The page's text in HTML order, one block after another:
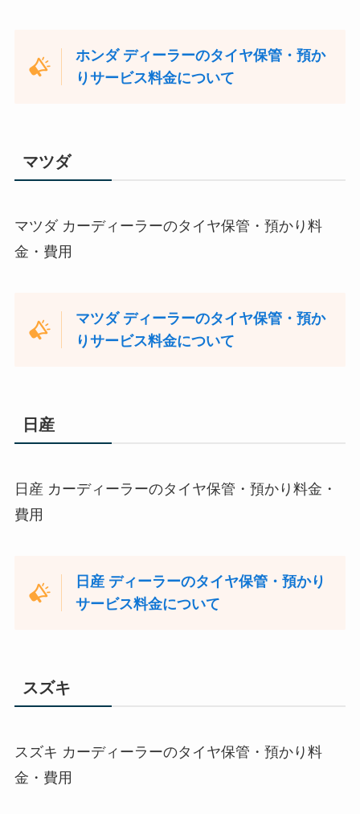
ホンダ ディーラーのタイヤ保管・預か
りサービス料金について
マツダ
マツダ カーディーラーのタイヤ保管・預かり料
金・費用
マツダ ディーラーのタイヤ保管・預か
りサービス料金について
日産
日産 カーディーラーのタイヤ保管・預かり料金・
費用
日産 ディーラーのタイヤ保管・預かり
サービス料金について
スズキ
スズキ カーディーラーのタイヤ保管・預かり料
金・費用